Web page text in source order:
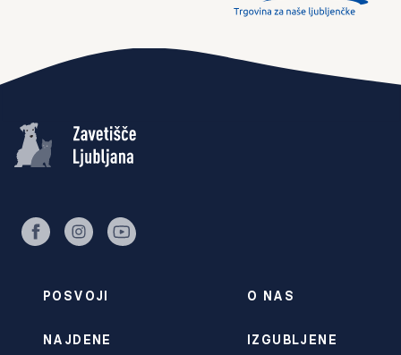
POSVOJI O NAS
NAJDENE IZGUBLJENE